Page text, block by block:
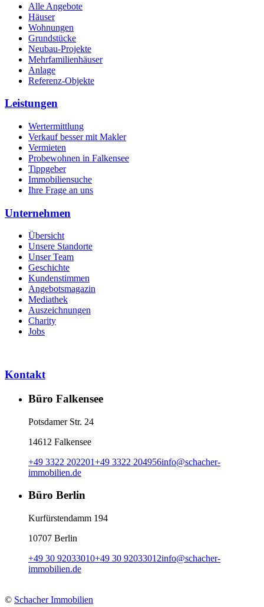
Alle Angebote
Häuser
Wohnungen
Grundstücke
Neubau-Projekte
Mehrfamilienhäuser
Anlage
Referenz-Objekte
Leistungen
Wertermittlung
Verkauf besser mit Makler
Vermieten
Probewohnen in Falkensee
Tippgeber
Immobiliensuche
Ihre Frage an uns
Unternehmen
Übersicht
Unsere Standorte
Unser Team
Geschichte
Kundenstimmen
Angebotsmagazin
Mediathek
Auszeichnungen
Charity
Jobs
Kontakt
Büro Falkensee
Potsdamer Str. 24
14612 Falkensee
+49 3322 202201+49 3322 204956info@schacher-
immobilien.de
Büro Berlin
Kurfürstendamm 194
10707 Berlin
+49 30 92033010+49 30 92033012info@schacher-
immobilien.de
© Schacher Immobilien